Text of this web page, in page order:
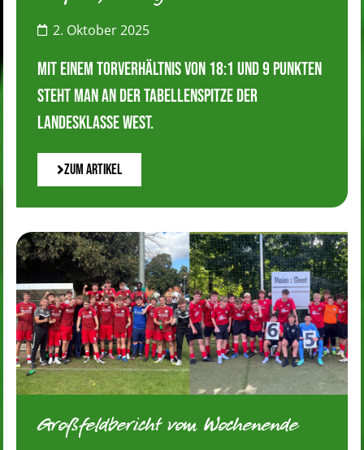
2. Oktober 2025
Mit einem Torverhältnis von 18:1 und 9 Punkten
steht man an der Tabellenspitze der
Landesklasse West.
Zum Artikel
Großfeldbericht vom Wochenende